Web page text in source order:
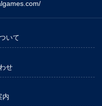
いて
せ
内